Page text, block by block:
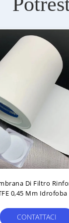
A Membrana PTFE
CONTATTACI